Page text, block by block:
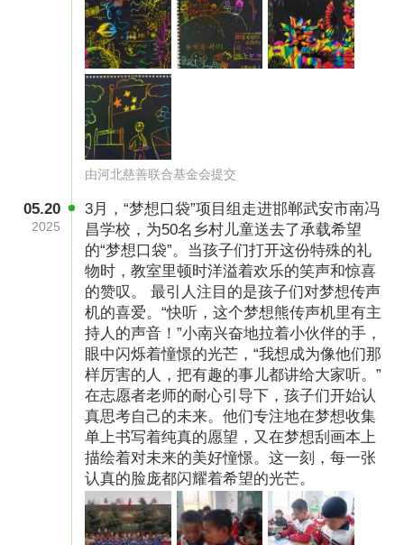
1、管理费用说明：项目筹集善款总额的10%将
作为河北慈善联合基金会行政管理费用，此费用
包含在项目总预算中。即管理费=筹款总额
*10%。河北慈善联合基金会行政管理费用的主要
用途为：理事会等决策机构的工作经费、行政管
理人员的人员成本、慈善组织日常的办公费、水
电费、邮电费、物业管理费等。
由河北慈善联合基金会提交
05.20
2025
3月，“梦想口袋”项目组走进邯郸武安市南冯
昌学校，为50名乡村儿童送去了承载希望
的“梦想口袋”。当孩子们打开这份特殊的礼
物时，教室里顿时洋溢着欢乐的笑声和惊喜
的赞叹。 最引人注目的是孩子们对梦想传声
机的喜爱。“快听，这个梦想熊传声机里有主
持人的声音！”小南兴奋地拉着小伙伴的手，
眼中闪烁着憧憬的光芒，“我想成为像他们那
样厉害的人，把有趣的事儿都讲给大家听。”
在志愿者老师的耐心引导下，孩子们开始认
真思考自己的未来。他们专注地在梦想收集
单上书写着纯真的愿望，又在梦想刮画本上
描绘着对未来的美好憧憬。这一刻，每一张
认真的脸庞都闪耀着希望的光芒。